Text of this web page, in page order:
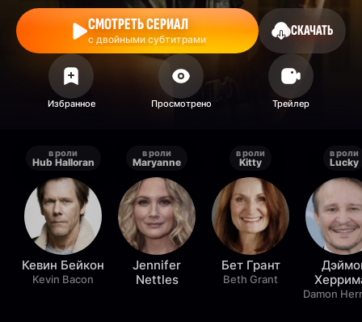
СМОТРЕТЬ СЕРИАЛ
с двойными субтитрами
СКАЧАТЬ
в роли
Hub Halloran
Кевин Бейкон
Kevin Bacon
в роли
Maryanne
Jennifer
Nettles
в роли
Kitty
Бет Грант
Beth Grant
в роли
Lucky
Damon